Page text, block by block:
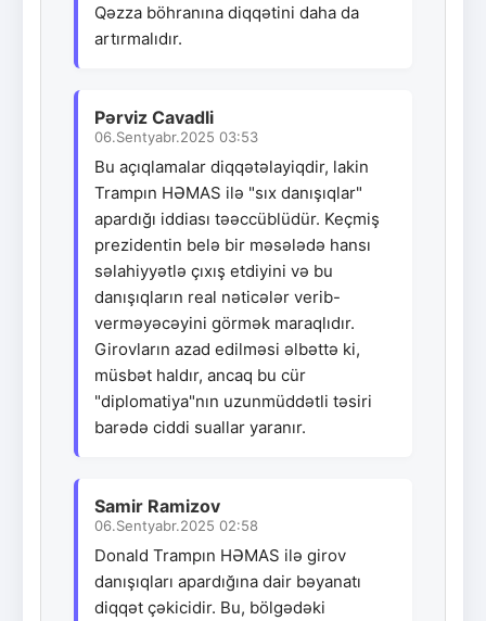
Qəzza böhranına diqqətini daha da
artırmalıdır.
Pərviz Cavadli
06.Sentyabr.2025 03:53
Bu açıqlamalar diqqətəlayiqdir, lakin
Trampın HƏMAS ilə "sıx danışıqlar"
apardığı iddiası təəccüblüdür. Keçmiş
prezidentin belə bir məsələdə hansı
səlahiyyətlə çıxış etdiyini və bu
danışıqların real nəticələr verib-
verməyəcəyini görmək maraqlıdır.
Girovların azad edilməsi əlbəttə ki,
müsbət haldır, ancaq bu cür
"diplomatiya"nın uzunmüddətli təsiri
barədə ciddi suallar yaranır.
Samir Ramizov
06.Sentyabr.2025 02:58
Donald Trampın HƏMAS ilə girov
danışıqları apardığına dair bəyanatı
diqqət çəkicidir. Bu, bölgədəki